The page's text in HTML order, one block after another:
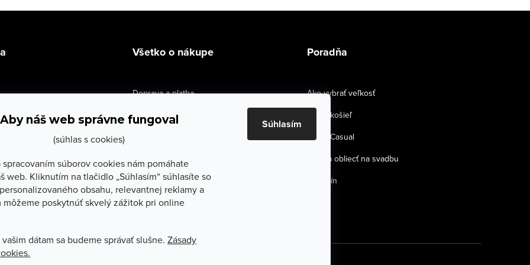
Aby náš web správne fungoval
(súhlas s cookies)
spracovaním súborov cookies nám pomáhate
web. Kliknutím na tlačidlo „Súhlasím“ súhlasíte so
obsahu, relevantnej reklamy a
môžeme poskytnúť skvelý zážitok pri online
dátam sa budeme správať slušne. Zásady
Súhlasím
Všetko o nákupe
Doprava a platba
Výmena a vrátenie
Reklamačné podmienky
Ochrana osobných údajov
Odstúpenie od zmluvy
Poradňa
Ako vybrať veľkosť
Strihy košieľ
Smart Casual
Ako sa obliecť na svadbu
Magazín